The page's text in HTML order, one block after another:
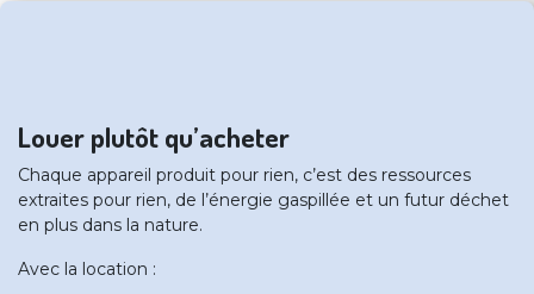
Louer plutôt qu’acheter
Chaque appareil produit pour rien, c’est des ressources
extraites pour rien, de l’énergie gaspillée et un futur déchet
en plus dans la nature.
Avec la location :